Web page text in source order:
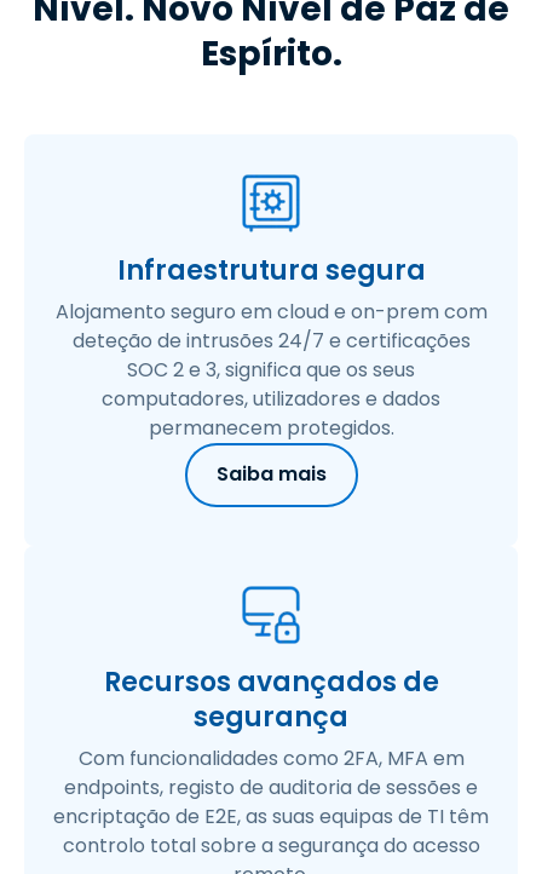
Nível. Novo Nível de Paz de
Espírito.
Infraestrutura segura
Alojamento seguro em cloud e on-prem com
deteção de intrusões 24/7 e certificações
SOC 2 e 3, significa que os seus
computadores, utilizadores e dados
permanecem protegidos.
Saiba mais
Recursos avançados de
segurança
Com funcionalidades como 2FA, MFA em
endpoints, registo de auditoria de sessões e
encriptação de E2E, as suas equipas de TI têm
controlo total sobre a segurança do acesso